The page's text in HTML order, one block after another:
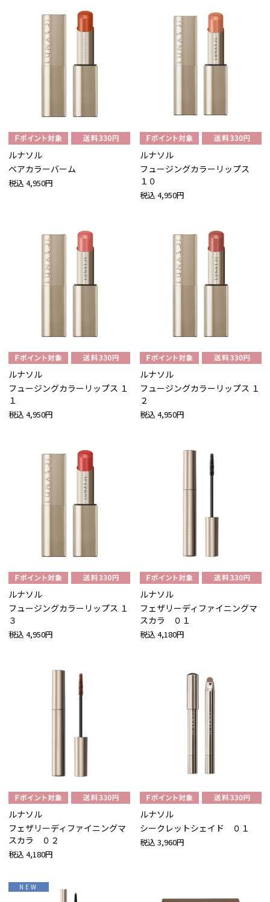
ルナソル
ベアカラーバーム
税込 4,950円
ルナソル
フュージングカラーリップス
１０
税込 4,950円
ルナソル
フュージングカラーリップス １
１
税込 4,950円
ルナソル
フュージングカラーリップス １
２
税込 4,950円
ルナソル
フュージングカラーリップス １
３
税込 4,950円
ルナソル
フェザリーディファイニングマ
スカラ ０１
税込 4,180円
ルナソル
フェザリーディファイニングマ
スカラ ０２
税込 4,180円
ルナソル
シークレットシェイド ０１
税込 3,960円
NEW